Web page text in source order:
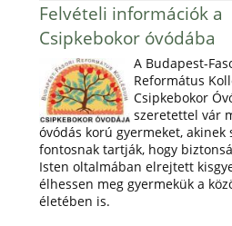
Felvételi információk a
Csipkebokor óvódába
A Budapest-
Református
Csipkebokor
szeretettel vár
óvódás korú gyermeket, akinek
fontosnak tartják, hogy
Isten oltalmában elrejtett
élhessen meg gyermekük a
életében is.